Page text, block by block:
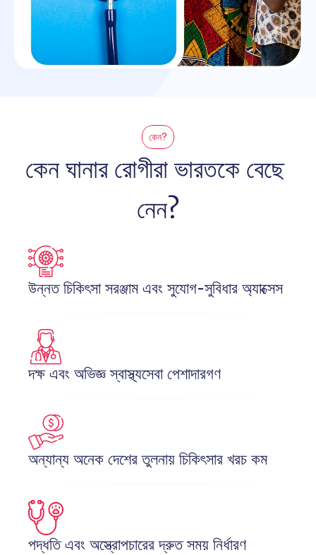
কেন?
কেন ঘানার রোগীরা ভারতকে বেছে
নেন?
উন্নত চিকিৎসা সরঞ্জাম এবং সুযোগ-সুবিধার অ্যাক্সেস
দক্ষ এবং অভিজ্ঞ স্বাস্থ্যসেবা পেশাদারগণ
অন্যান্য অনেক দেশের তুলনায় চিকিৎসার খরচ কম
পদ্ধতি এবং অস্ত্রোপচারের দ্রুত সময় নির্ধারণ